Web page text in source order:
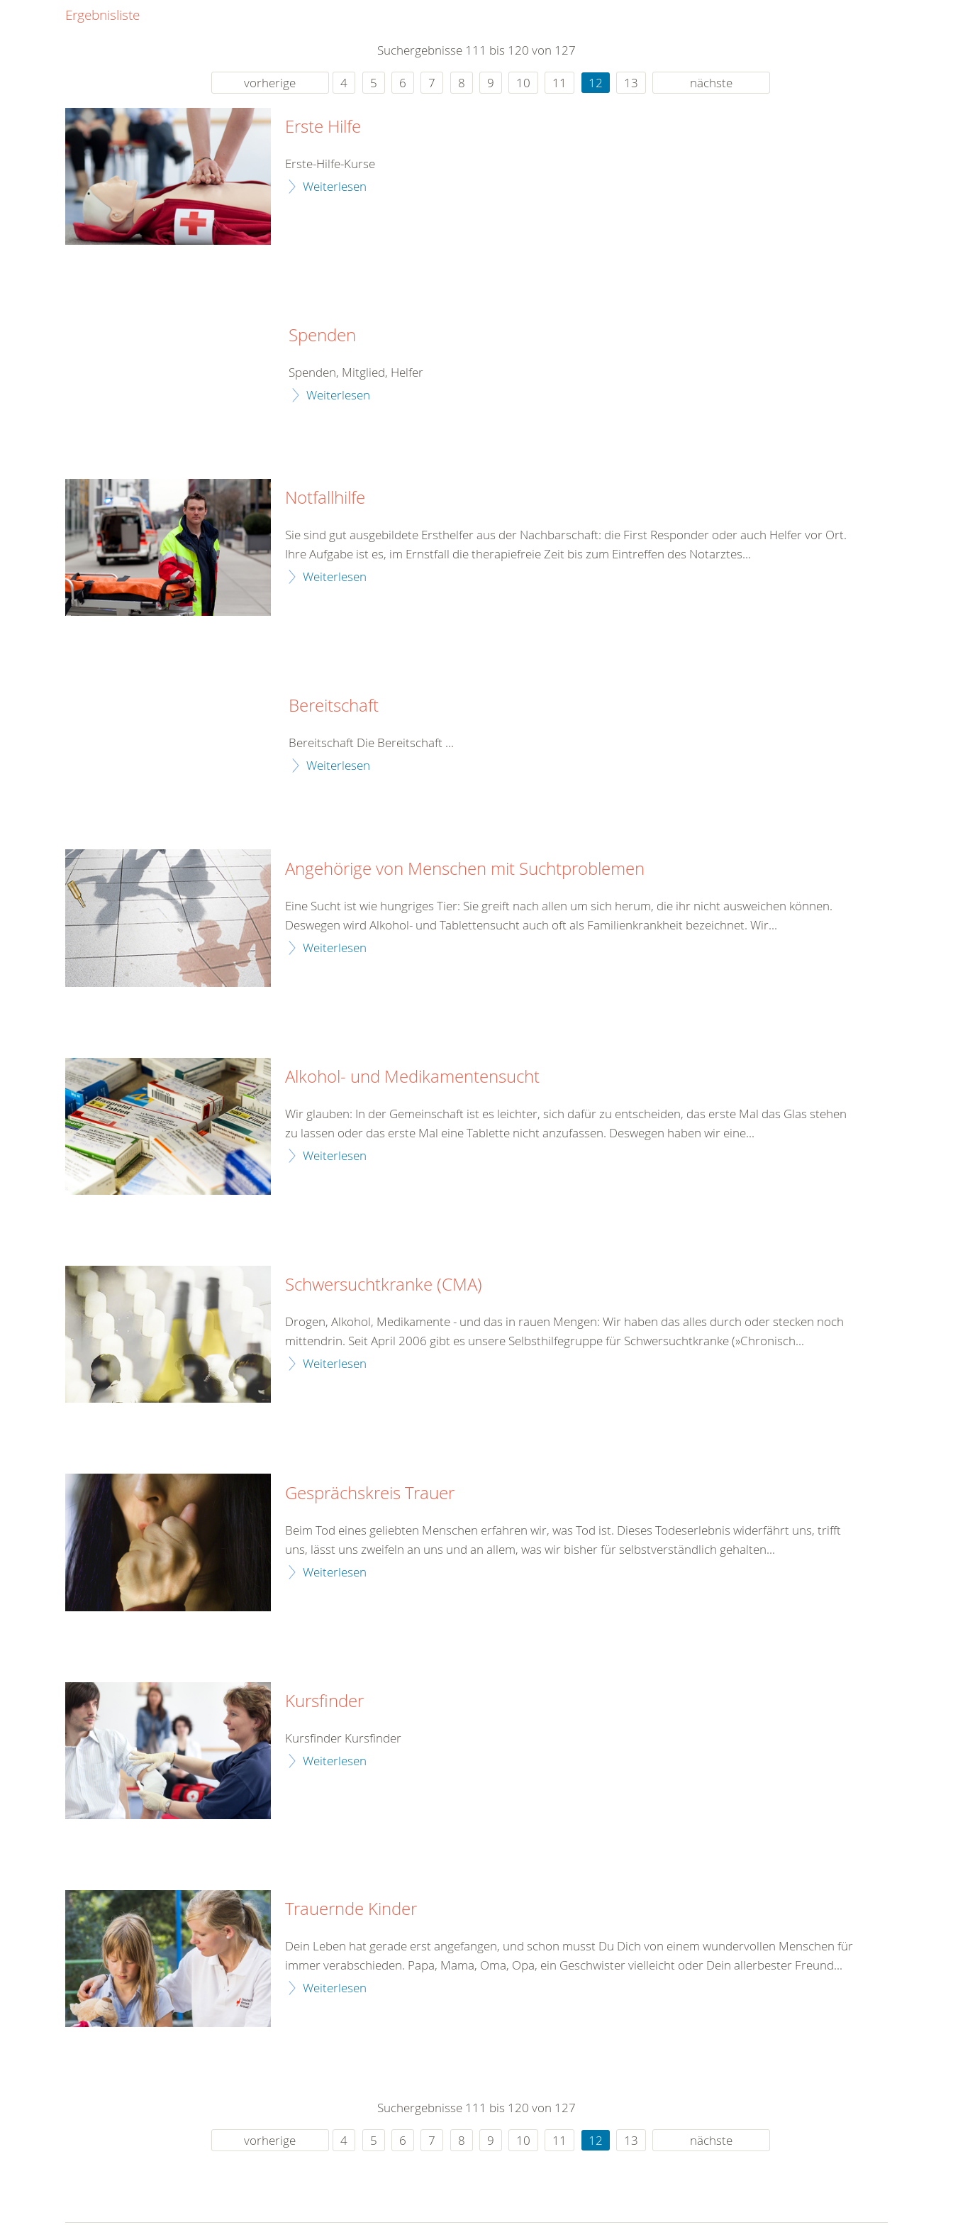
rund um die Uhr
Ergebnisliste
Suchergebnisse 111 bis 120 von 127
vorherige
4 5 6 7 8 9 10 11 12 13 nächste
Erste Hilfe
Erste-Hilfe-Kurse
Weiterlesen
Spenden
Spenden, Mitglied, Helfer
Weiterlesen
Notfallhilfe
Sie sind gut ausgebildete Ersthelfer aus der Nachbarschaft: die First Responder oder auch Helfer vor Ort.
Ihre Aufgabe ist es, im Ernstfall die therapiefreie Zeit bis zum Eintreffen des Notarztes...
Weiterlesen
Bereitschaft
Bereitschaft Die Bereitschaft ...
Weiterlesen
Angehörige von Menschen mit Suchtproblemen
Eine Sucht ist wie hungriges Tier: Sie greift nach allen um sich herum, die ihr nicht ausweichen können.
Deswegen wird Alkohol- und Tablettensucht auch oft als Familienkrankheit bezeichnet. Wir...
Weiterlesen
Alkohol- und Medikamentensucht
Wir glauben: In der Gemeinschaft ist es leichter, sich dafür zu entscheiden, das erste Mal das Glas stehen
zu lassen oder das erste Mal eine Tablette nicht anzufassen. Deswegen haben wir eine...
Weiterlesen
Schwersuchtkranke (CMA)
Drogen, Alkohol, Medikamente - und das in rauen Mengen: Wir haben das alles durch oder stecken noch
mittendrin. Seit April 2006 gibt es unsere Selbsthilfegruppe für Schwersuchtkranke (»Chronisch...
Weiterlesen
Gesprächskreis Trauer
Beim Tod eines geliebten Menschen erfahren wir, was Tod ist. Dieses Todeserlebnis widerfährt uns, trifft
uns, lässt uns zweifeln an uns und an allem, was wir bisher für selbstverständlich gehalten...
Weiterlesen
Kursfinder
Kursfinder Kursfinder
Weiterlesen
Trauernde Kinder
Dein Leben hat gerade erst angefangen, und schon musst Du Dich von einem wundervollen Menschen für
immer verabschieden. Papa, Mama, Oma, Opa, ein Geschwister vielleicht oder Dein allerbester Freund...
Weiterlesen
Suchergebnisse 111 bis 120 von 127
vorherige
4 5 6 7 8 9 10 11 12 13 nächste